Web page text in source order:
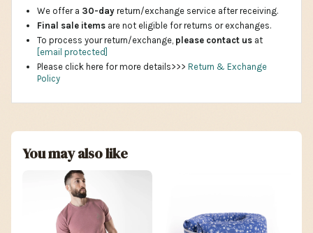
We offer a 30-day return/exchange service after receiving.
Final sale items are not eligible for returns or exchanges.
To process your return/exchange, please contact us at
[email protected]
Please click here for more details>>> Return & Exchange
Policy
You may also like